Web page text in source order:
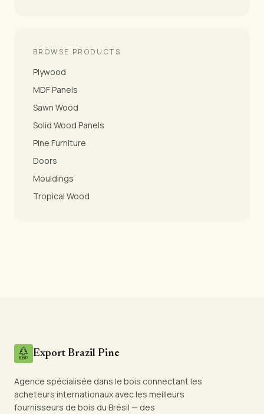
BROWSE PRODUCTS
Plywood
MDF Panels
Sawn Wood
Solid Wood Panels
Pine Furniture
Doors
Mouldings
Tropical Wood
Export Brazil Pine
Agence spécialisée dans le bois connectant les
acheteurs internationaux avec les meilleurs
fournisseurs de bois du Brésil — des